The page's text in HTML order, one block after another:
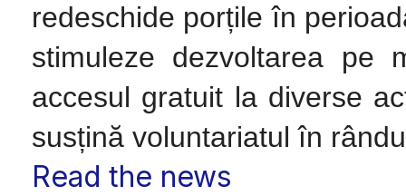
redeschide porțile în
stimuleze dezvoltarea pe
accesul gratuit la diverse
susțină voluntariatul în
Read the news